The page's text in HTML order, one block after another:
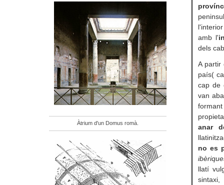
amb l'
dels
A
país(
cap de
van
anar
no es
llatí
Àtrium d'un Domus romà.